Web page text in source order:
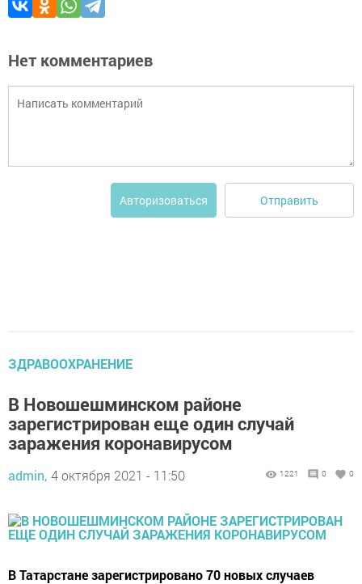
Нет комментариев
Авторизоваться Отправить
ЗДРАВООХРАНЕНИЕ
В Новошешминском районе
зарегистрирован еще один случай
заражения коронавирусом
admin, 4 октября 2021 - 11:50 1221 0 0
В Татарстане зарегистрировано 70 новых случаев